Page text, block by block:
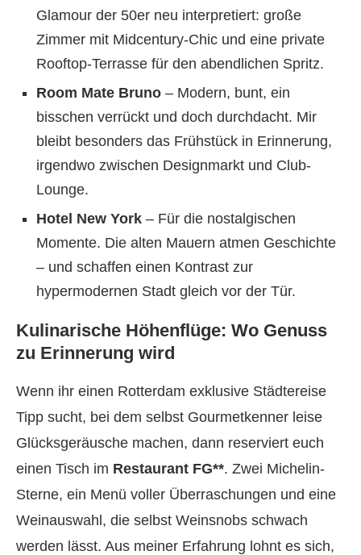
Glamour der 50er neu interpretiert: große
Zimmer mit Midcentury-Chic und eine private
Rooftop-Terrasse für den abendlichen Spritz.
Room Mate Bruno – Modern, bunt, ein
bisschen verrückt und doch durchdacht. Mir
bleibt besonders das Frühstück in Erinnerung,
irgendwo zwischen Designmarkt und Club-
Lounge.
Hotel New York – Für die nostalgischen
Momente. Die alten Mauern atmen Geschichte
– und schaffen einen Kontrast zur
hypermodernen Stadt gleich vor der Tür.
Kulinarische Höhenflüge: Wo Genuss
zu Erinnerung wird
Wenn ihr einen Rotterdam exklusive Städtereise
Tipp sucht, bei dem selbst Gourmetkenner leise
Glücksgeräusche machen, dann reserviert euch
einen Tisch im Restaurant FG**. Zwei Michelin-
Sterne, ein Menü voller Überraschungen und eine
Weinauswahl, die selbst Weinsnobs schwach
werden lässt. Aus meiner Erfahrung lohnt es sich,